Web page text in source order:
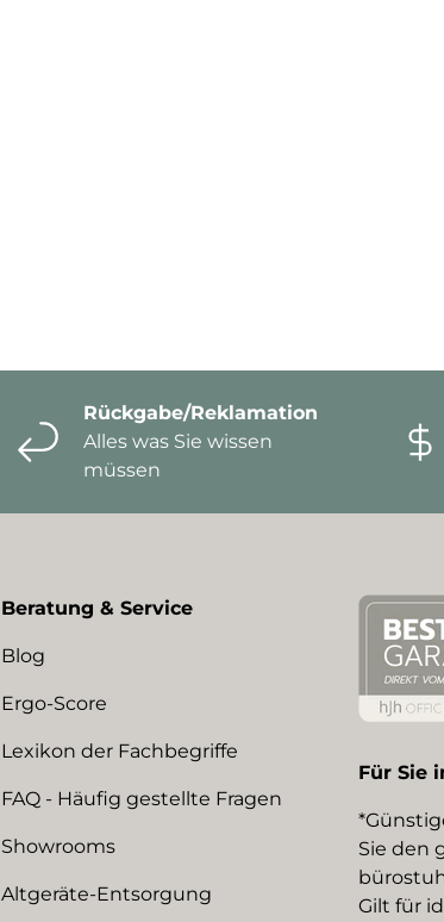
Rückgabe/Reklamation
Alles was Sie wissen
müssen
Beratung & Service
Blog
Ergo-Score
Lexikon der Fachbegriffe
FAQ - Häufig gestellte Fragen
Showrooms
Altgeräte-Entsorgung
Für Sie
Sie den
Gilt für